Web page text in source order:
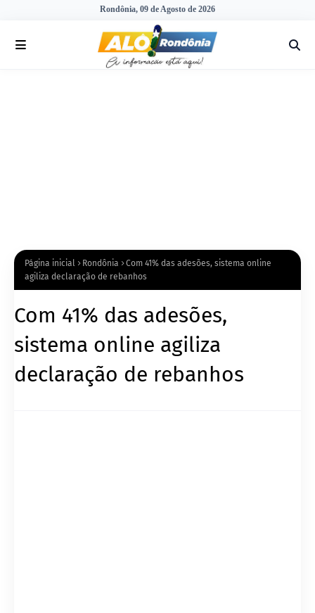
Rondônia, 09 de Agosto de 2026
Página inicial Rondônia
Com 41% das adesões, sistema online
agiliza declaração de rebanhos
Com 41% das adesões,
sistema online agiliza
declaração de rebanhos